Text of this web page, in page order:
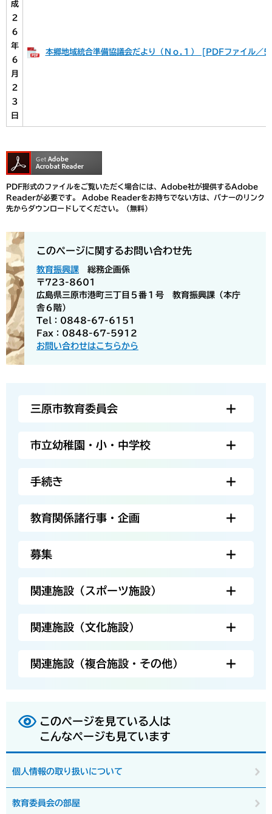
成
２
６
年
６
月
２
３
日
本郷地域統合準備協議会だより（Ｎｏ.１） [PDFファイル／
PDF形式のファイルをご覧いただく場合には、Adobe社が提供するAdobe
Readerが必要です。
Adobe Readerをお持ちでない方は、バナーのリンク
先からダウンロードしてください。（無料）
このページに関するお問い合わせ先
教育振興課
総務企画係
〒723-8601
広島県三原市港町三丁目５番１号 教育振興課（本庁
舎６階）
Tel：0848-67-6151
Fax：0848-67-5912
お問い合わせはこちらから
三原市教育委員会
市立幼稚園・小・中学校
手続き
教育関係諸行事・企画
募集
関連施設（スポーツ施設）
関連施設（文化施設）
関連施設（複合施設・その他）
このページを見ている人は
こんなページも見ています
個人情報の取り扱いについて
教育委員会の部屋